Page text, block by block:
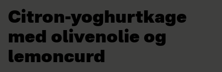
Citron-yoghurtkage
med olivenolie og
lemoncurd